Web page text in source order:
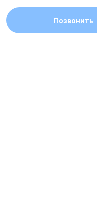
Позвонить